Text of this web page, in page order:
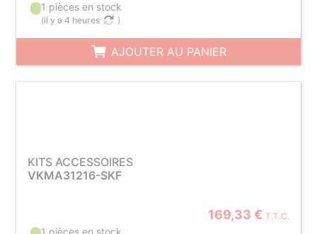
1 pièces en stock
(il y a 4 heures )
AJOUTER AU PANIER
KITS ACCESSOIRES
VKMA31216-SKF
169,33 € T.T.C.
1 pièces en stock